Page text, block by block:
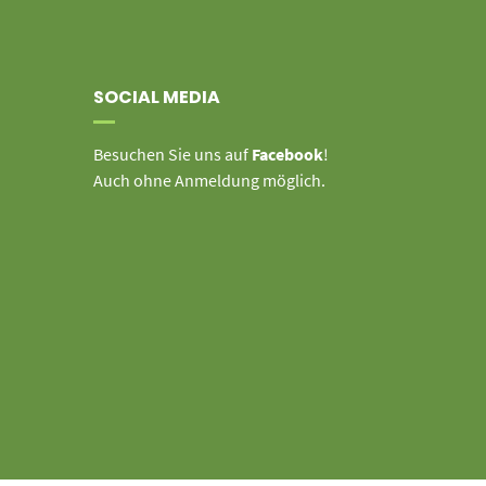
SOCIAL MEDIA
Besuchen Sie uns auf Facebook!
Auch ohne Anmeldung möglich.